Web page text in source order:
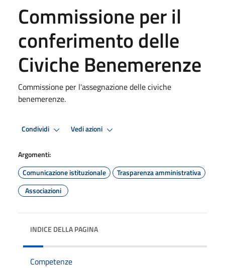
Commissione per il
conferimento delle
Civiche Benemerenze
Commissione per l'assegnazione delle civiche
benemerenze.
Condividi Vedi azioni
Argomenti:
Comunicazione istituzionale
Trasparenza amministrativa
Associazioni
INDICE DELLA PAGINA
Competenze